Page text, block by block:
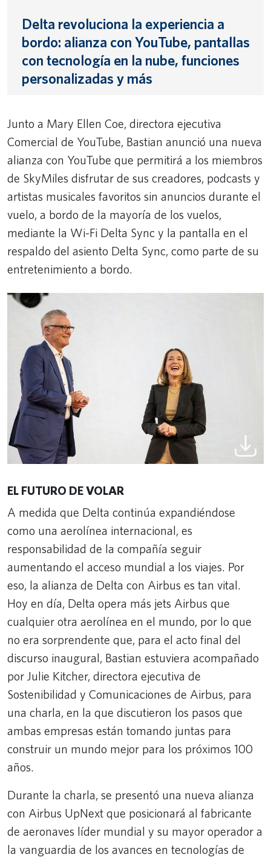
Delta revoluciona la experiencia a
bordo: alianza con YouTube, pantallas
con tecnología en la nube, funciones
personalizadas y más
Junto a Mary Ellen Coe, directora ejecutiva
Comercial de YouTube, Bastian anunció una nueva
alianza con YouTube que permitirá a los miembros
de SkyMiles disfrutar de sus creadores, podcasts y
artistas musicales favoritos sin anuncios durante el
vuelo, a bordo de la mayoría de los vuelos,
mediante la Wi-Fi Delta Sync y la pantalla en el
respaldo del asiento Delta Sync, como parte de su
entretenimiento a bordo.
EL FUTURO DE VOLAR
A medida que Delta continúa expandiéndose
como una aerolínea internacional, es
responsabilidad de la compañía seguir
aumentando el acceso mundial a los viajes. Por
eso, la alianza de Delta con Airbus es tan vital.
Hoy en día, Delta opera más jets Airbus que
cualquier otra aerolínea en el mundo, por lo que
no era sorprendente que, para el acto final del
discurso inaugural, Bastian estuviera acompañado
por Julie Kitcher, directora ejecutiva de
Sostenibilidad y Comunicaciones de Airbus, para
una charla, en la que discutieron los pasos que
ambas empresas están tomando juntas para
construir un mundo mejor para los próximos 100
años.
Durante la charla, se presentó una nueva alianza
con Airbus UpNext que posicionará al fabricante
de aeronaves líder mundial y su mayor operador a
la vanguardia de los avances en tecnologías de